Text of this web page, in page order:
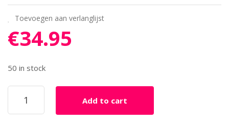
Toevoegen aan verlanglijst
€34.95
50 in stock
Baci
Kanten
Add to cart